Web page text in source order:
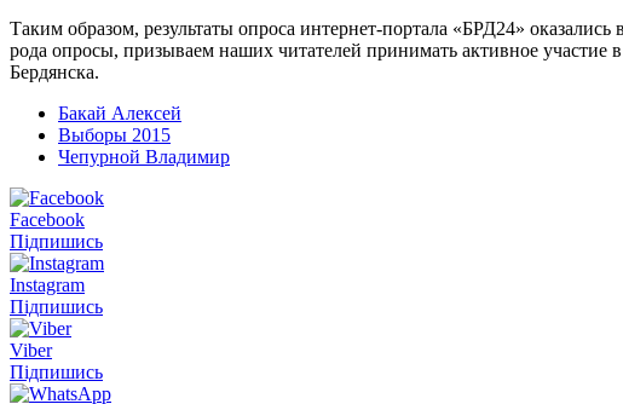
Таким образом, результаты опроса интернет-портала «БРД24»
рода опросы, призываем наших читателей принимать активное участие
Бердянска.
Бакай Алексей
Выборы 2015
Чепурной Владимир
Facebook
Підпишись
Instagram
Підпишись
Viber
Підпишись